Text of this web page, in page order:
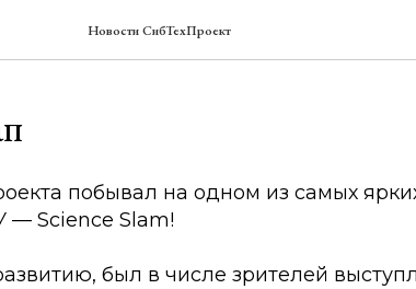
Новости СибТехПроект
побывал на одном из самых
— Science Slam!
был в числе зрителей